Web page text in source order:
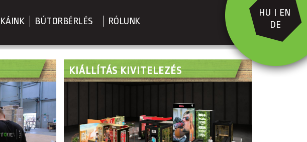
BÚTORBÉRLÉS RÓLUNK
HU
EN
DE
KIÁLLÍTÁS KIVITELEZÉS